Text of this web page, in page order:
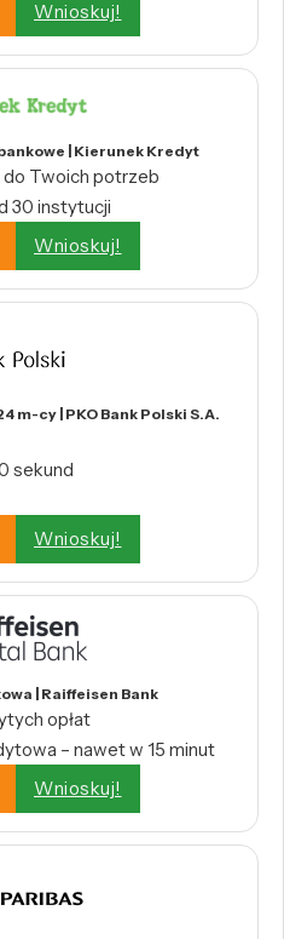
Wnioskuj!
| Kierunek Kredyt
Twoich potrzeb
30 instytucji
Wnioskuj!
m-cy | PKO Bank Polski S.A.
sekund
Wnioskuj!
| Raiffeisen Bank
opłat
– nawet w 15 minut
Wnioskuj!